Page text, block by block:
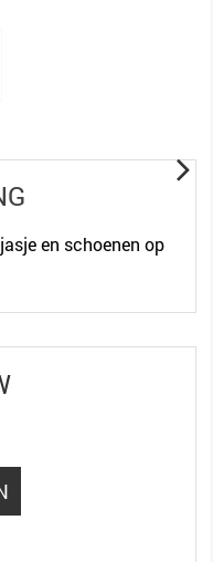
en schoenen op